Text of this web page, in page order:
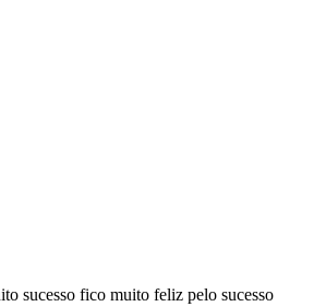
sucesso fico muito feliz pelo sucesso